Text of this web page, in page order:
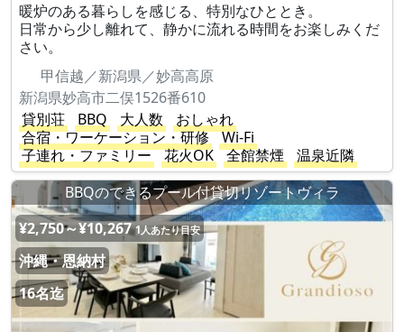
暖炉のある暮らしを感じる、特別なひととき。
日常から少し離れて、静かに流れる時間をお楽しみくだ
さい。
甲信越／新潟県／妙高高原
新潟県妙高市二俣1526番610
貸別荘
BBQ 大人数
おしゃれ
合宿・ワーケーション・研修
Wi-Fi
子連れ・ファミリー
花火OK 全館禁煙
温泉近隣
BBQのできるプール付貸切リゾートヴィラ
¥2,750～¥10,267 1人あたり目安
沖縄・恩納村
16名迄